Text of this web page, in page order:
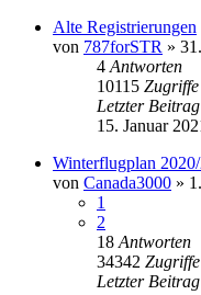
Alte Registrierungen
von 787forSTR »
4 Antworten
10115 Zugriffe
Letzter Beitrag
15. Januar
Winterflugplan 2020/
von Canada3000 »
1
2
18 Antworten
34342 Zugriffe
Letzter Beitrag